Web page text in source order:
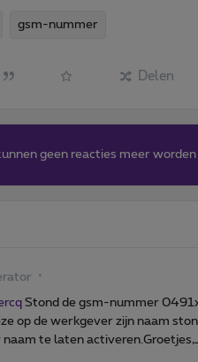
gsm-nummer
Delen
geen reacties meer
Stond de gsm-nummer
op de werkgever zijn naam
naam te laten